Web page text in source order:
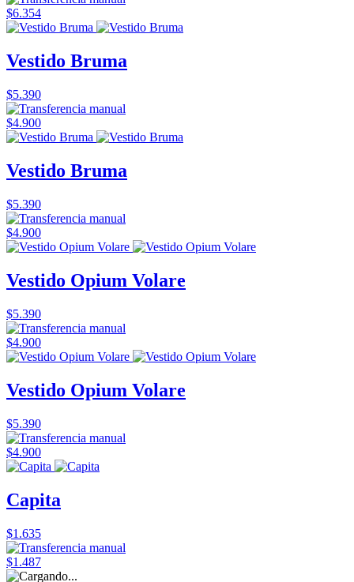
$6.354
Vestido Bruma
$5.390
$4.900
Vestido Bruma
$5.390
$4.900
Vestido Opium Volare
$5.390
$4.900
Vestido Opium Volare
$5.390
$4.900
Capita
$1.635
$1.487